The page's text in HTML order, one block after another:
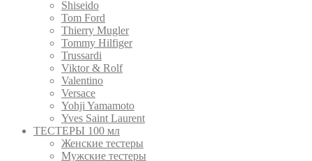
Shiseido
Tom Ford
Thierry Mugler
Tommy Hilfiger
Trussardi
Viktor & Rolf
Valentino
Versace
Yohji Yamamoto
Yves Saint Laurent
ТЕСТЕРЫ 100 мл
Женские тестеры
Мужские тестеры